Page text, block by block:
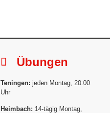
Übungen
Teningen: jeden Montag, 20:00
Uhr
Heimbach: 14-tägig Montag,